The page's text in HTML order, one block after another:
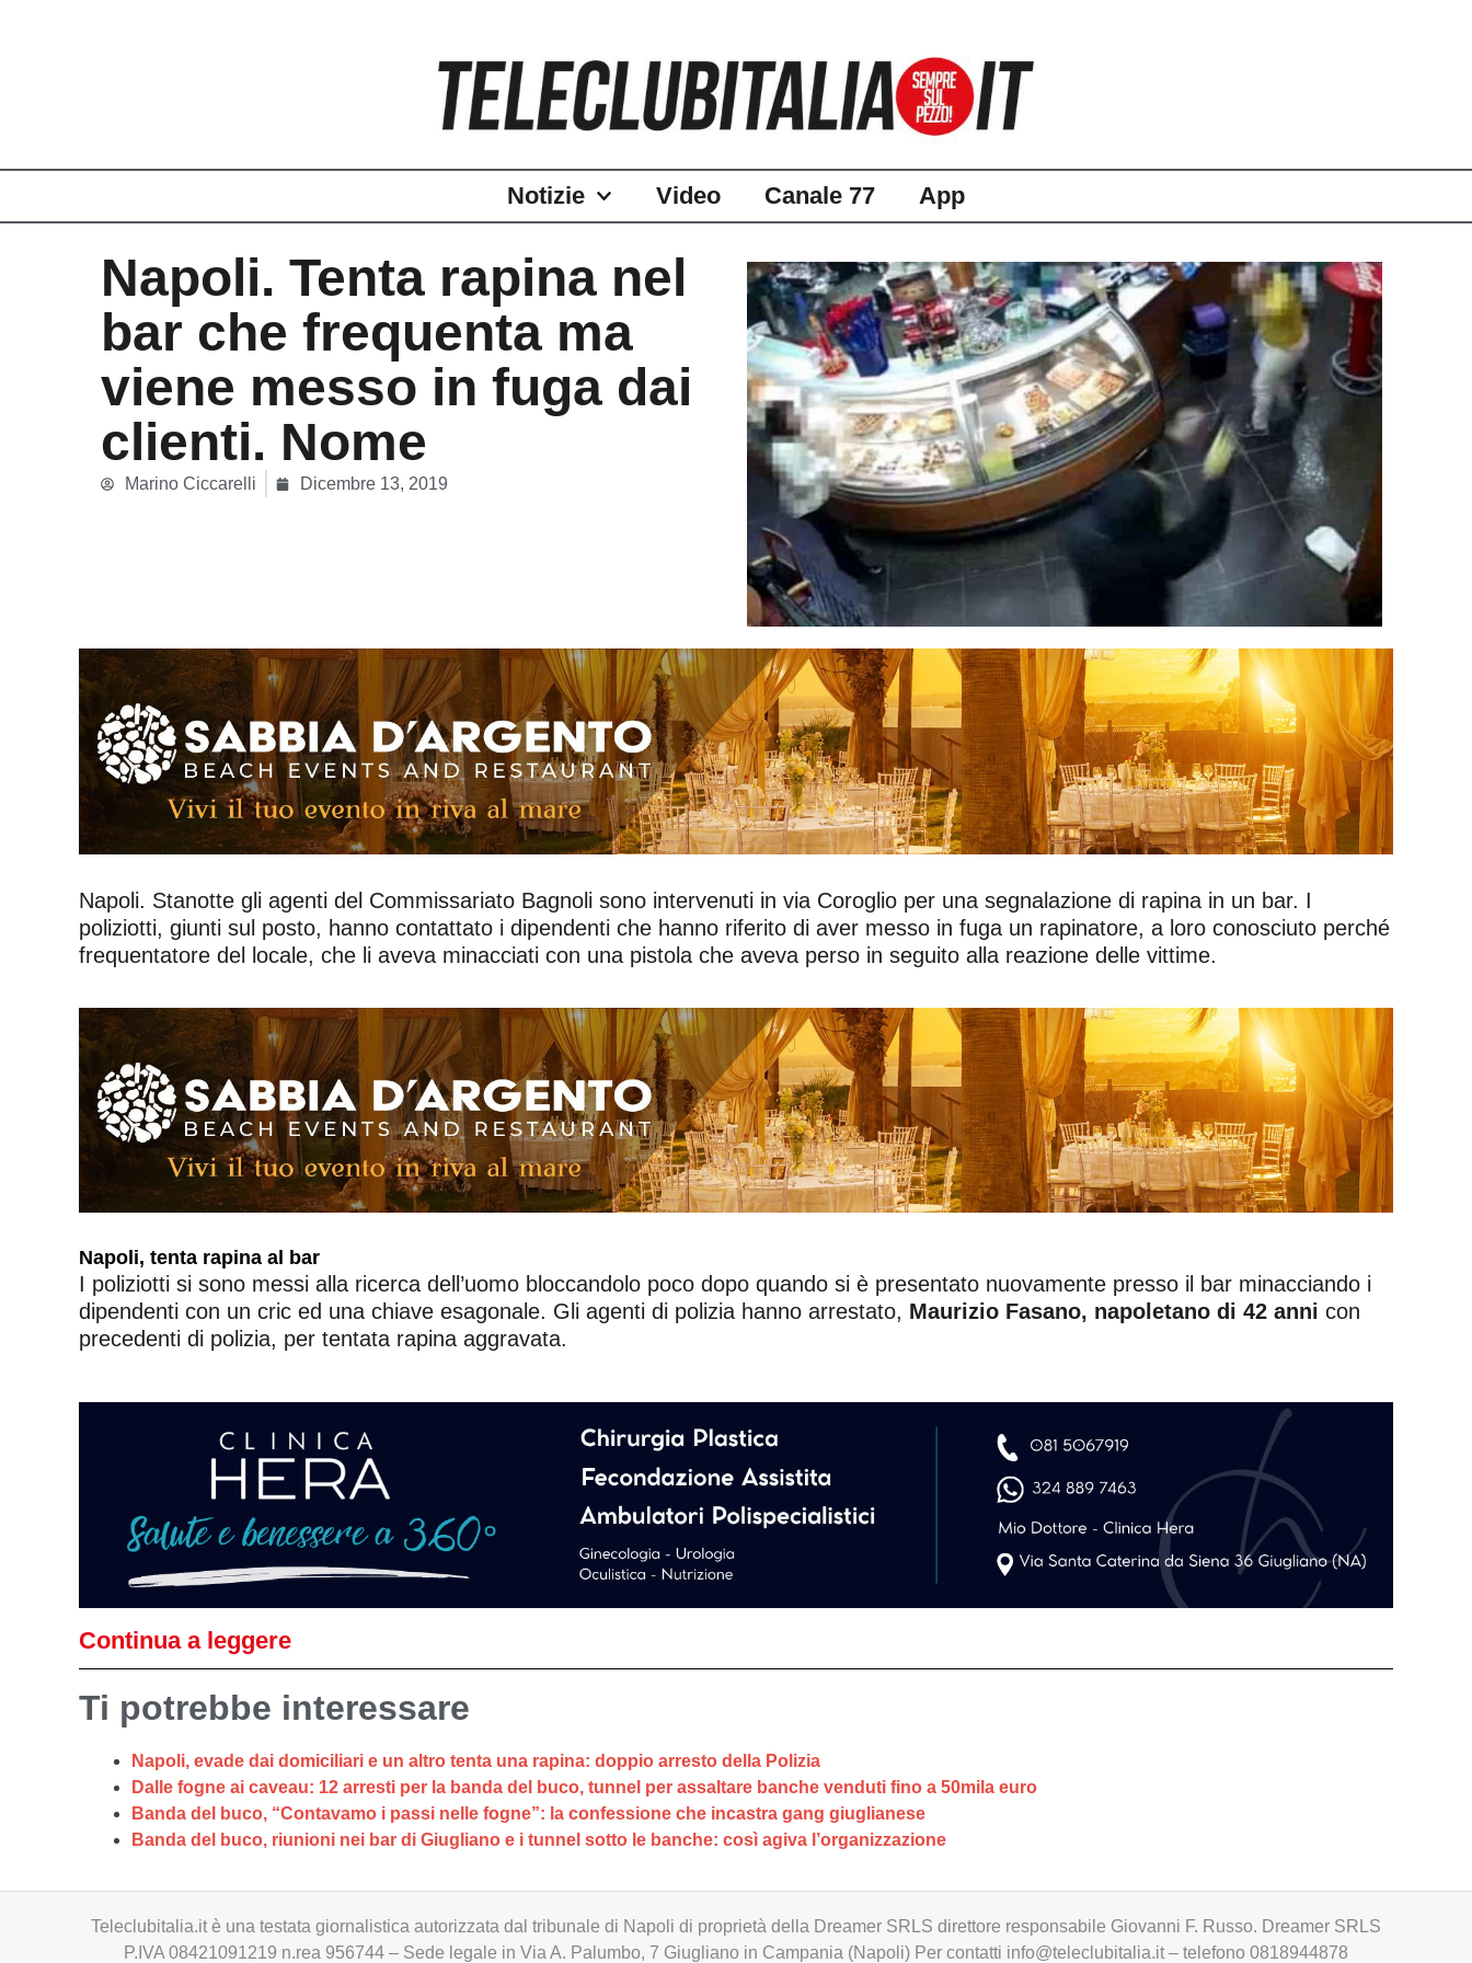
Notizie Video Canale 77 App
Napoli. Tenta rapina nel
bar che frequenta ma
viene messo in fuga dai
clienti. Nome
Marino Ciccarelli Dicembre 13, 2019
Napoli. Stanotte gli agenti del Commissariato Bagnoli sono intervenuti in via Coroglio per una segnalazione di rapina in un bar. I
poliziotti, giunti sul posto, hanno contattato i dipendenti che hanno riferito di aver messo in fuga un rapinatore, a loro conosciuto perché
frequentatore del locale, che li aveva minacciati con una pistola che aveva perso in seguito alla reazione delle vittime.
Napoli, tenta rapina al bar
I poliziotti si sono messi alla ricerca dell’uomo bloccandolo poco dopo quando si è presentato nuovamente presso il bar minacciando i
dipendenti con un cric ed una chiave esagonale. Gli agenti di polizia hanno arrestato, Maurizio Fasano, napoletano di 42 anni con
precedenti di polizia, per tentata rapina aggravata.
Continua a leggere
Ti potrebbe interessare
Napoli, evade dai domiciliari e un altro tenta una rapina: doppio arresto della Polizia
Dalle fogne ai caveau: 12 arresti per la banda del buco, tunnel per assaltare banche venduti fino a 50mila euro
Banda del buco, “Contavamo i passi nelle fogne”: la confessione che incastra gang giuglianese
Banda del buco, riunioni nei bar di Giugliano e i tunnel sotto le banche: così agiva l’organizzazione
Teleclubitalia.it è una testata giornalistica autorizzata dal tribunale di Napoli di proprietà della Dreamer SRLS direttore responsabile Giovanni F. Russo. Dreamer SRLS
P.IVA 08421091219 n.rea 956744 – Sede legale in Via A. Palumbo, 7 Giugliano in Campania (Napoli) Per contatti info@teleclubitalia.it – telefono 0818944878